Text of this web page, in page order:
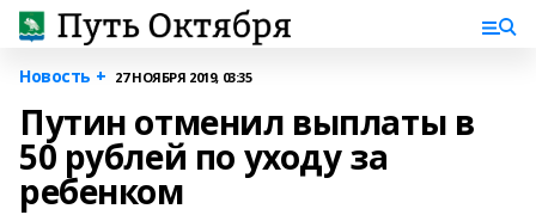
Новость + 27 НОЯБРЯ 2019, 03:35
Путин отменил выплаты в
50 рублей по уходу за
ребенком